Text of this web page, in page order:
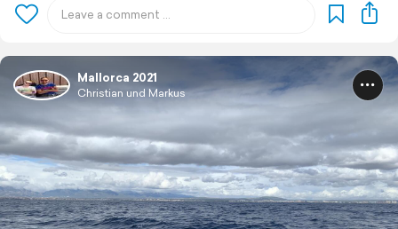
Mallorca 2021
Christian und Markus